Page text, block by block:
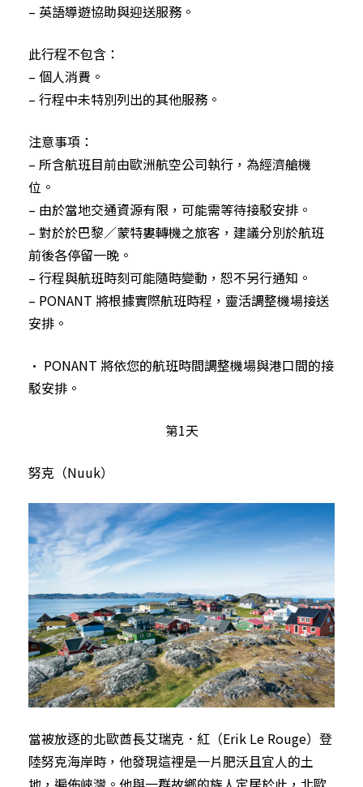
– 英語導遊協助與迎送服務。
此行程不包含：
– 個人消費。
– 行程中未特別列出的其他服務。
注意事項：
– 所含航班目前由歐洲航空公司執行，為經濟艙機
位。
– 由於當地交通資源有限，可能需等待接駁安排。
– 對於於巴黎／蒙特婁轉機之旅客，建議分別於航班
前後各停留一晚。
– 行程與航班時刻可能隨時變動，恕不另行通知。
– PONANT 將根據實際航班時程，靈活調整機場接送
安排。
• PONANT 將依您的航班時間調整機場與港口間的接
駁安排。
第1天
努克（Nuuk）
當被放逐的北歐酋長艾瑞克．紅（Erik Le Rouge）登
陸努克海岸時，他發現這裡是一片肥沃且宜人的土